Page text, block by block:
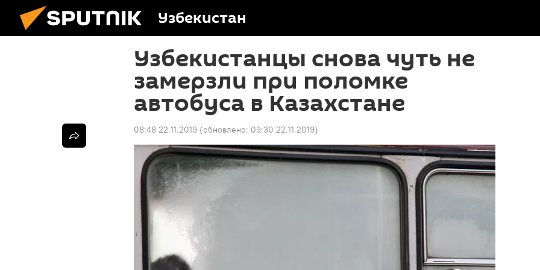
Узбекистан
Узбекистанцы снова чуть не
замерзли при поломке
автобуса в Казахстане
08:48 22.11.2019 (обновлено: 09:30 22.11.2019)